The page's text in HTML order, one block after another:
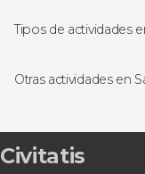
Tipos de actividades
Excursiones de
Senderismo /
Gastronomía y
Otras actividades en
Senderismo por
Tour en buggy
Civitatis